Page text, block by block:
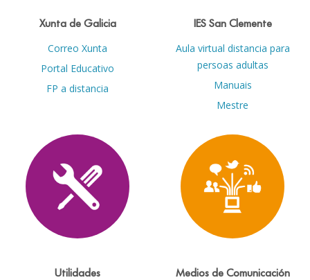
Xunta de Galicia
Correo Xunta
Portal Educativo
FP a distancia
IES San Clemente
Aula virtual distancia para
persoas adultas
Manuais
Mestre
Utilidades
Medios de Comunicación